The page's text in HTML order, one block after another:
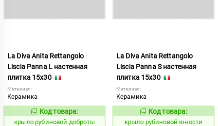
La Diva Anita Rettangolo
Liscia Panna L настенная
плитка 15x30
Материал:
Керамика
838122
Код товара:
крыло рубиновой доброты
La Diva Anita Rettangolo
Liscia Panna S настенная
плитка 15x30
Материал:
Керамика
838123
Код товара:
крыло рубиновой юности